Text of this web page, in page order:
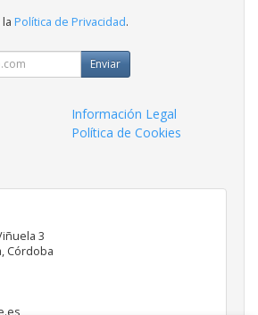
Política de Privacidad.
Enviar
Información Legal
Política de Cookies
3
, Córdoba